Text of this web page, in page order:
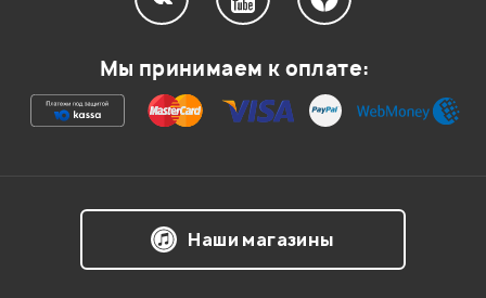
Ваша оценка:
Мы принимаем к оплате:
Наши магазины